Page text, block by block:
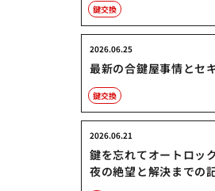
鍵交換
最新の合鍵屋事情とセ
2026.06.25
鍵交換
鍵を忘れてオートロッ
夜の絶望と解決までの
2026.06.21